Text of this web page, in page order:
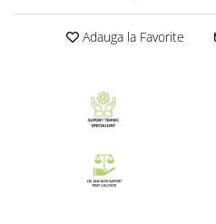
Adauga la Favorite